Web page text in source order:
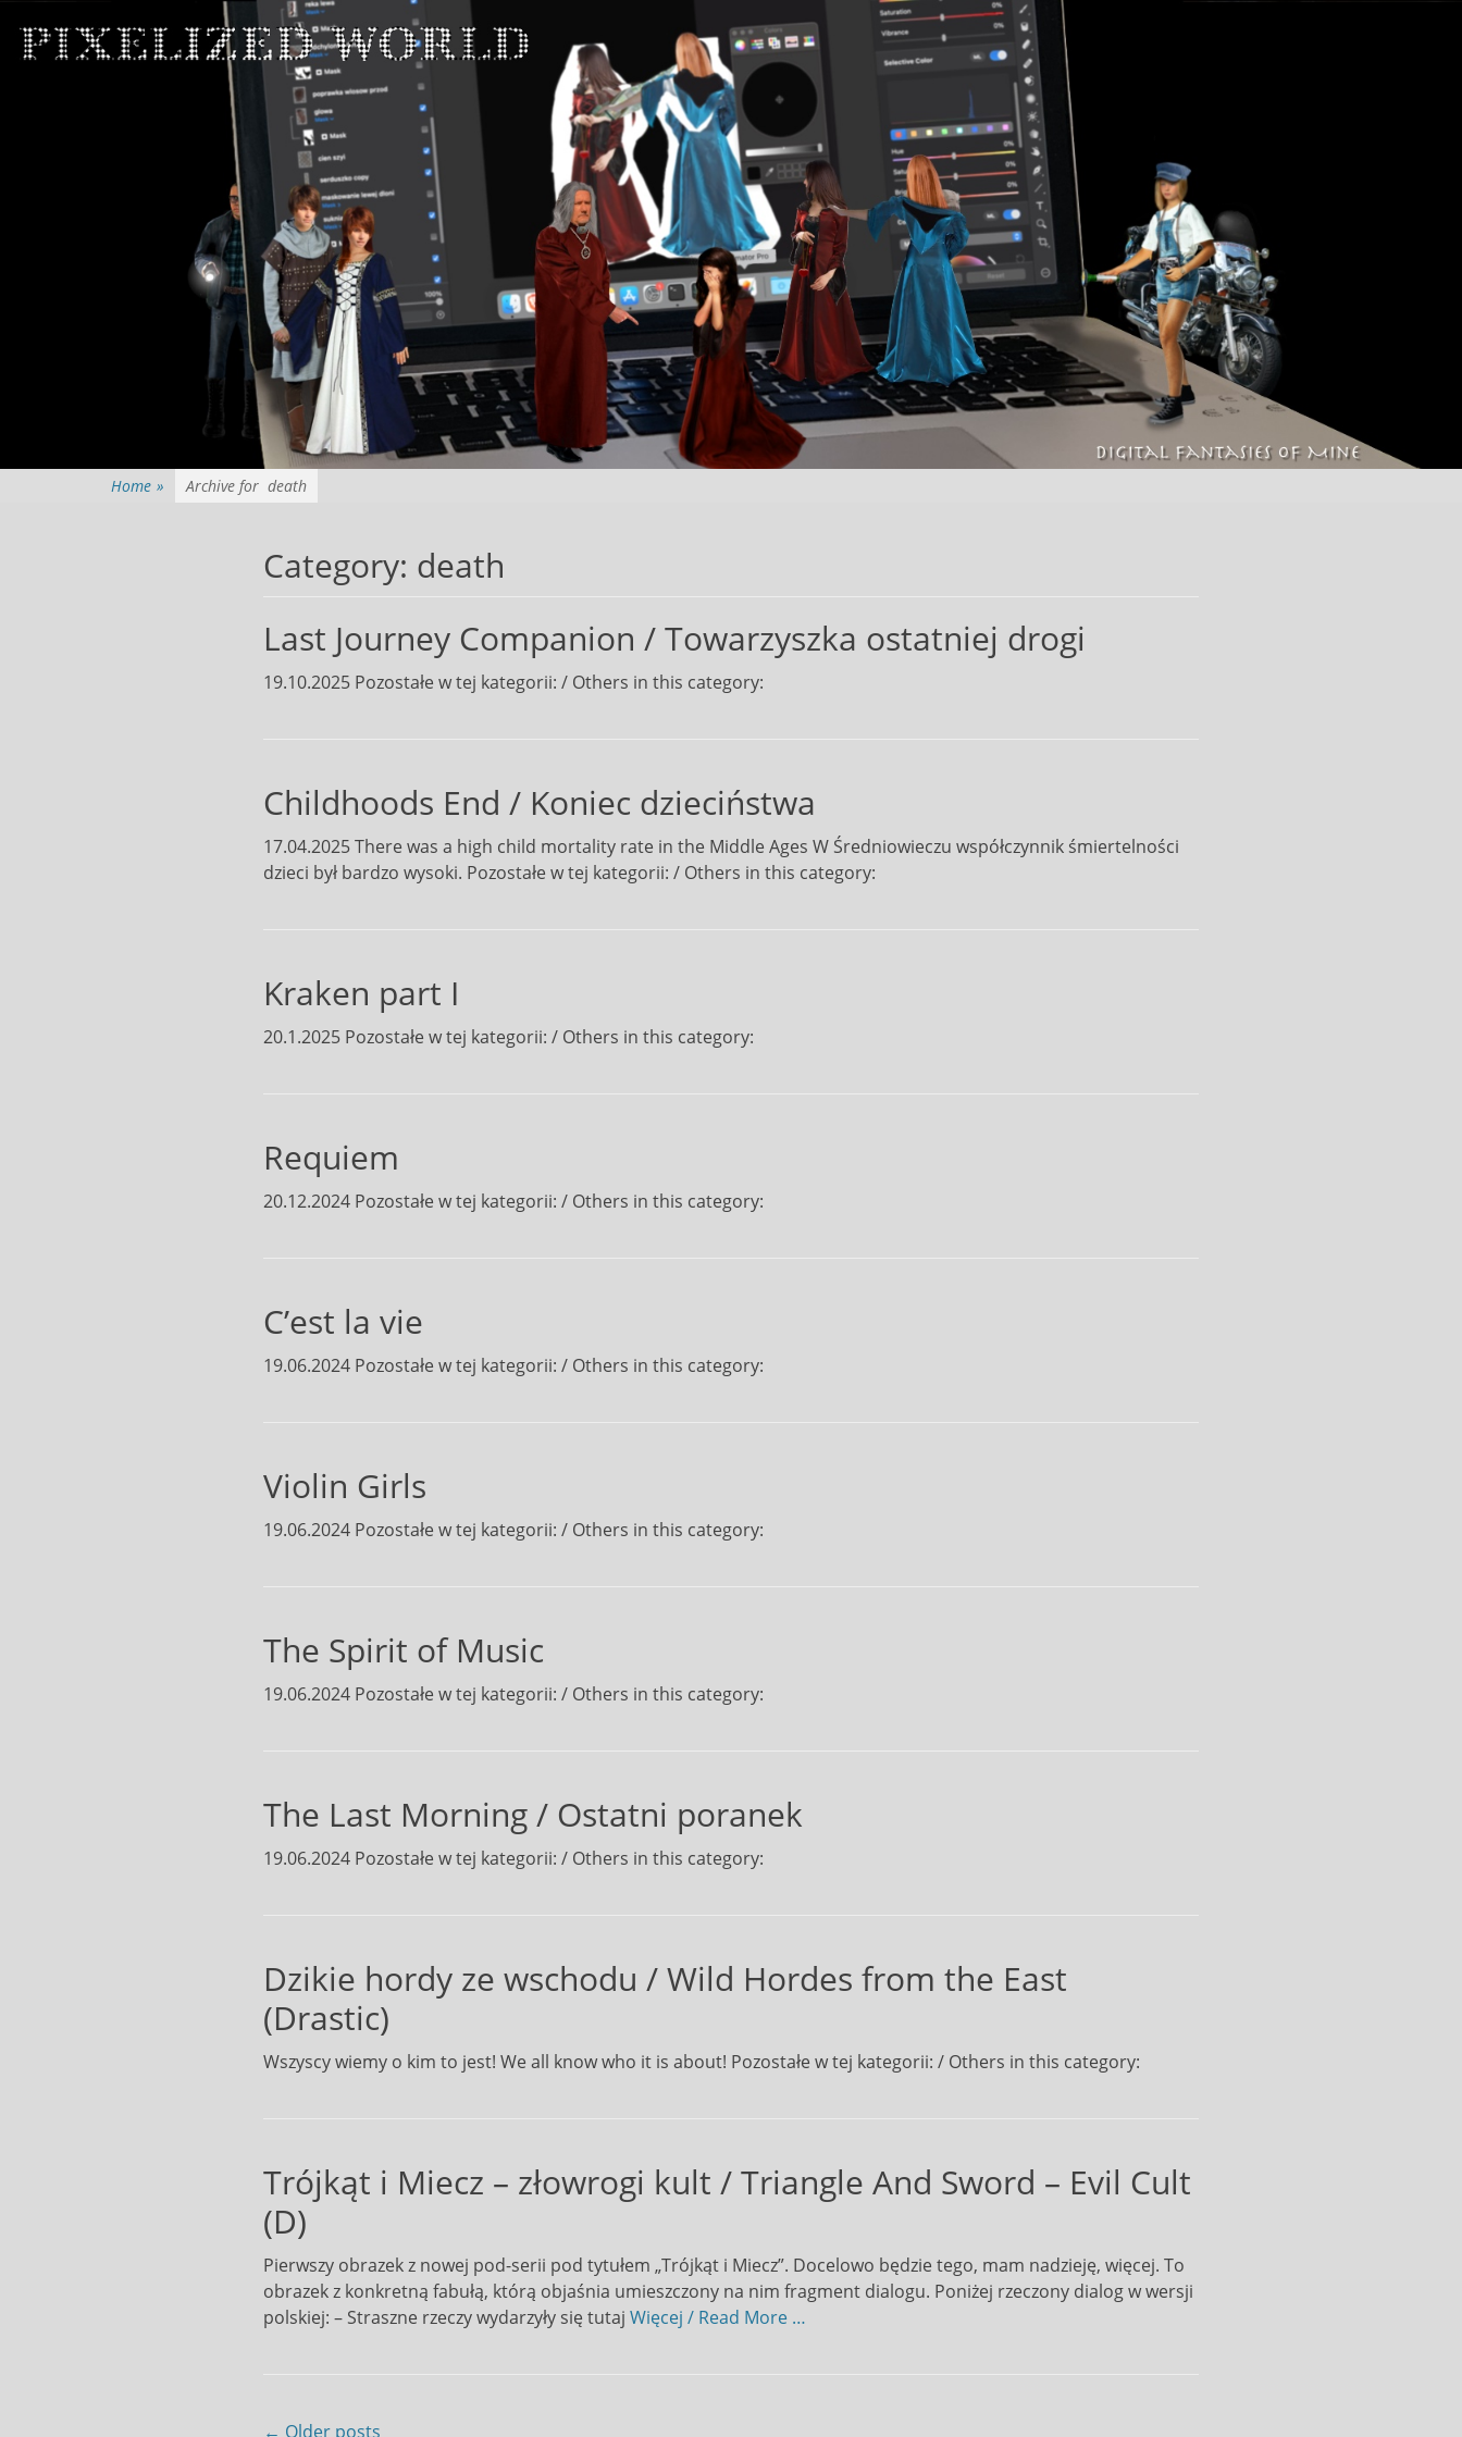
Home » Archive for death
Category: death
Last Journey Companion / Towarzyszka ostatniej drogi
19.10.2025 Pozostałe w tej kategorii: / Others in this category:
Childhoods End / Koniec dzieciństwa
17.04.2025 There was a high child mortality rate in the Middle Ages W Średniowieczu współczynnik śmiertelności
dzieci był bardzo wysoki. Pozostałe w tej kategorii: / Others in this category:
Kraken part I
20.1.2025 Pozostałe w tej kategorii: / Others in this category:
Requiem
20.12.2024 Pozostałe w tej kategorii: / Others in this category:
C’est la vie
19.06.2024 Pozostałe w tej kategorii: / Others in this category:
Violin Girls
19.06.2024 Pozostałe w tej kategorii: / Others in this category:
The Spirit of Music
19.06.2024 Pozostałe w tej kategorii: / Others in this category:
The Last Morning / Ostatni poranek
19.06.2024 Pozostałe w tej kategorii: / Others in this category:
Dzikie hordy ze wschodu / Wild Hordes from the East
(Drastic)
Wszyscy wiemy o kim to jest! We all know who it is about! Pozostałe w tej kategorii: / Others in this category:
Trójkąt i Miecz – złowrogi kult / Triangle And Sword – Evil Cult
(D)
Pierwszy obrazek z nowej pod-serii pod tytułem „Trójkąt i Miecz”. Docelowo będzie tego, mam nadzieję, więcej. To
obrazek z konkretną fabułą, którą objaśnia umieszczony na nim fragment dialogu. Poniżej rzeczony dialog w wersji
polskiej: – Straszne rzeczy wydarzyły się tutaj Więcej / Read More …
← Older posts